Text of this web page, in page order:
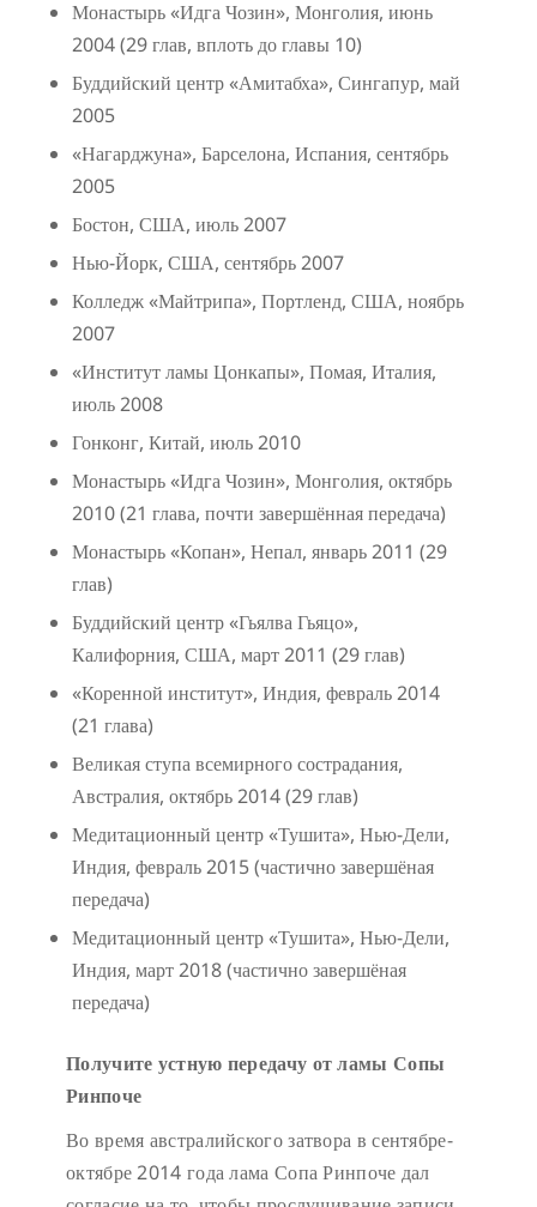
Монастырь «Идга Чозин», Монголия, июнь
2004 (29 глав, вплоть до главы 10)
Буддийский центр «Амитабха», Сингапур, май
2005
«Нагарджуна», Барселона, Испания, сентябрь
2005
Бостон, США, июль 2007
Нью-Йорк, США, сентябрь 2007
Колледж «Майтрипа», Портленд, США, ноябрь
2007
«Институт ламы Цонкапы», Помая, Италия,
июль 2008
Гонконг, Китай, июль 2010
Монастырь «Идга Чозин», Монголия, октябрь
2010 (21 глава, почти завершённая передача)
Монастырь «Копан», Непал, январь 2011 (29
глав)
Буддийский центр «Гьялва Гьяцо»,
Калифорния, США, март 2011 (29 глав)
«Коренной институт», Индия, февраль 2014
(21 глава)
Великая ступа всемирного сострадания,
Австралия, октябрь 2014 (29 глав)
Медитационный центр «Тушита», Нью-Дели,
Индия, февраль 2015 (частично завершёная
передача)
Медитационный центр «Тушита», Нью-Дели,
Индия, март 2018 (частично завершёная
передача)
Получите устную передачу от ламы Сопы
Ринпоче
Во время австралийского затвора в сентябре-
октябре 2014 года лама Сопа Ринпоче дал